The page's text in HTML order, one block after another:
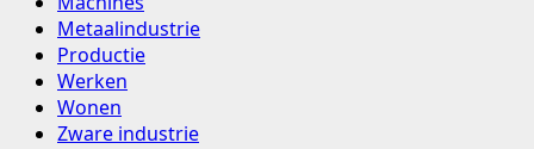
Metaalindustrie
Productie
Werken
Wonen
Zware industrie